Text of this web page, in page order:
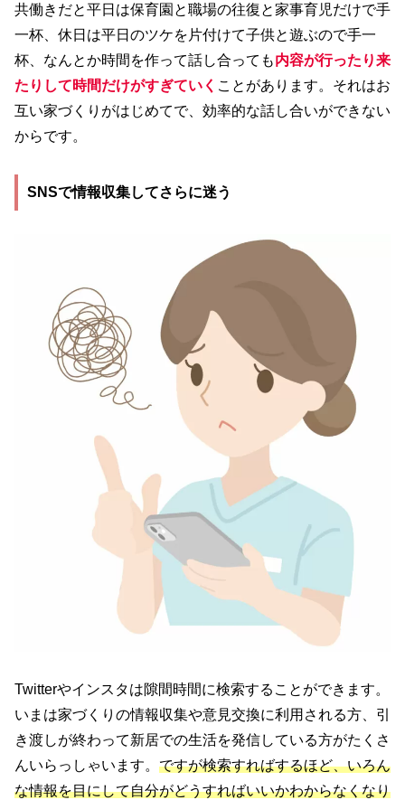
共働きだと平日は保育園と職場の往復と家事育児だけで手
一杯、休日は平日のツケを片付けて子供と遊ぶので手一
杯、なんとか時間を作って話し合っても内容が行ったり来
たりして時間だけがすぎていく ことがあります。それはお
互い家づくりがはじめてで、効率的な話し合いができない
からです。
SNSで情報収集してさらに迷う
Twitterやインスタは隙間時間に検索することができます。
いまは家づくりの情報収集や意見交換に利用される方、引
き渡しが終わって新居での生活を発信している方がたくさ
んいらっしゃいます。 ですが検索すればするほど、いろん
な情報を目にして自分がどうすればいいかわからなくなり